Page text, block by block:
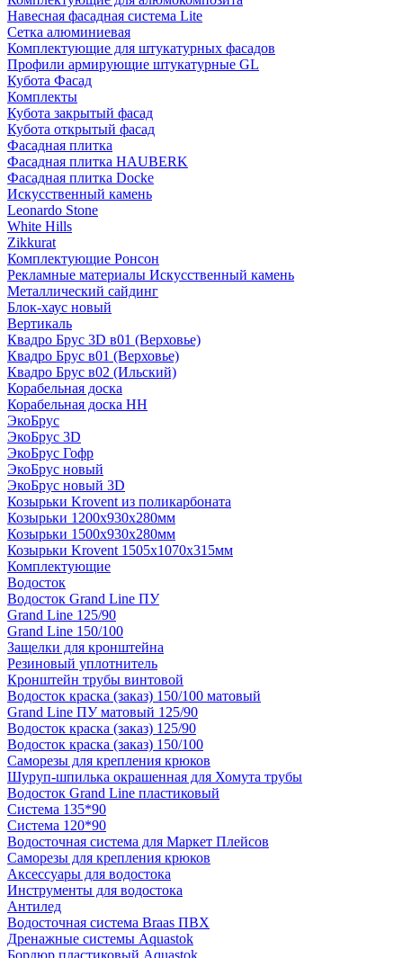
Навесная фасадная система Lite
Сетка алюминиевая
Комплектующие для штукатурных фасадов
Профили армирующие штукатурные GL
Кубота Фасад
Комплекты
Кубота закрытый фасад
Кубота открытый фасад
Фасадная плитка
Фасадная плитка HAUBERK
Фасадная плитка Docke
Искусственный камень
Leonardo Stone
White Hills
Zikkurat
Комплектующие Ронсон
Рекламные материалы Искусственный камень
Металлический сайдинг
Блок-хаус новый
Вертикаль
Квадро Брус 3D в01 (Верховье)
Квадро Брус в01 (Верховье)
Квадро Брус в02 (Ильский)
Корабельная доска
Корабельная доска НН
ЭкоБрус
ЭкоБрус 3D
ЭкоБрус Гофр
ЭкоБрус новый
ЭкоБрус новый 3D
Козырьки Krovent из поликарбоната
Козырьки 1200х930х280мм
Козырьки 1500х930х280мм
Козырьки Krovent 1505х1070х315мм
Комплектующие
Водосток
Водосток Grand Line ПУ
Grand Line 125/90
Grand Line 150/100
Защелки для кронштейна
Резиновый уплотнитель
Кронштейн трубы винтовой
Водосток краска (заказ) 150/100 матовый
Grand Line ПУ матовый 125/90
Водосток краска (заказ) 125/90
Водосток краска (заказ) 150/100
Саморезы для крепления крюков
Шуруп-шпилька окрашенная для Хомута трубы
Водосток Grand Line пластиковый
Система 135*90
Система 120*90
Водосточная система для Маркет Плейсов
Саморезы для крепления крюков
Аксессуары для водостока
Инструменты для водостока
Антилед
Водосточная система Braas ПВХ
Дренажные системы Aquastok
Бордюр пластиковый Aquastok